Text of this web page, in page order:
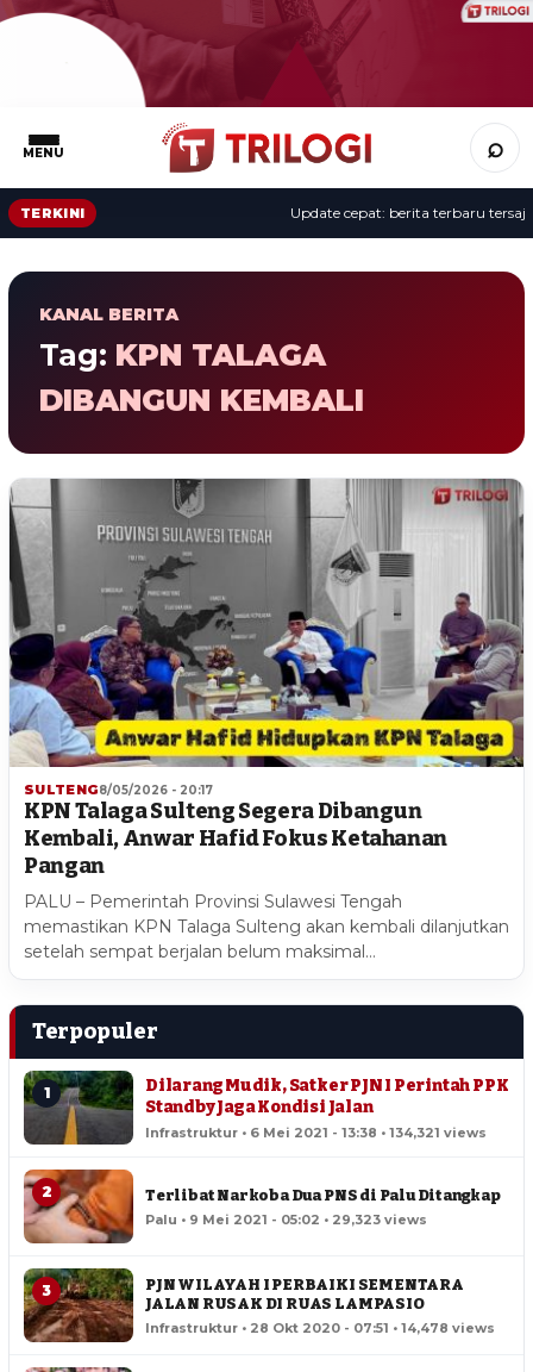
MENU ⌕
TERKINI Update cepat: berita terbaru tersaji
KANAL BERITA
Tag: KPN TALAGA
DIBANGUN KEMBALI
SULTENG8/05/2026 - 20:17
KPN Talaga Sulteng Segera Dibangun
Kembali, Anwar Hafid Fokus Ketahanan
Pangan
PALU – Pemerintah Provinsi Sulawesi Tengah
memastikan KPN Talaga Sulteng akan kembali dilanjutkan
setelah sempat berjalan belum maksimal…
Terpopuler
1
Dilarang Mudik, Satker PJN I Perintah PPK
Standby Jaga Kondisi Jalan
Infrastruktur • 6 Mei 2021 - 13:38 • 134,321 views
2 Terlibat Narkoba Dua PNS di Palu Ditangkap
Palu • 9 Mei 2021 - 05:02 • 29,323 views
3
PJN WILAYAH I PERBAIKI SEMENTARA
JALAN RUSAK DI RUAS LAMPASIO
Infrastruktur • 28 Okt 2020 - 07:51 • 14,478 views